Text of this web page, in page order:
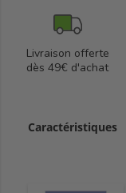
Livraison offerte
dès 49€ d'achat
Caractéristiques